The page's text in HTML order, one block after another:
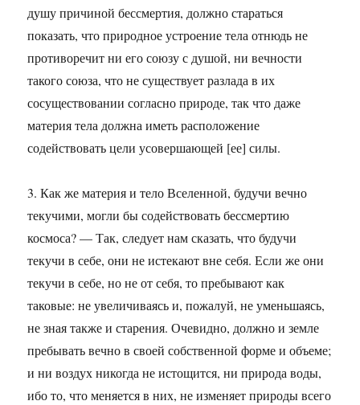
душу причиной бессмертия, должно стараться
показать, что природное устроение тела отнюдь не
противоречит ни его союзу с душой, ни вечности
такого союза, что не существует разлада в их
сосуществовании согласно природе, так что даже
материя тела должна иметь расположение
содействовать цели усовершающей [ее] силы.
3. Как же материя и тело Вселенной, будучи вечно
текучими, могли бы содействовать бессмертию
космоса? — Так, следует нам сказать, что будучи
текучи в себе, они не истекают вне себя. Если же они
текучи в себе, но не от себя, то пребывают как
таковые: не увеличиваясь и, пожалуй, не уменьшаясь,
не зная также и старения. Очевидно, должно и земле
пребывать вечно в своей собственной форме и объеме;
и ни воздух никогда не истощится, ни природа воды,
ибо то, что меняется в них, не изменяет природы всего